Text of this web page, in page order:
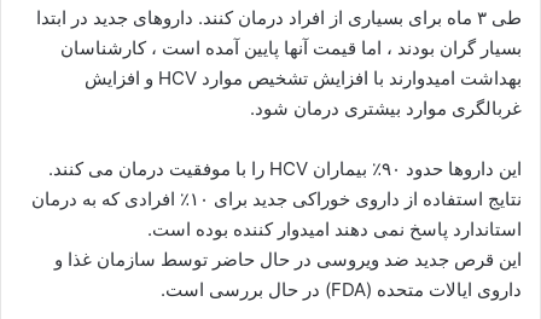
طی ۳ ماه برای بسیاری از افراد درمان کنند. داروهای جدید در ابتدا
بسیار گران بودند ، اما قیمت آنها پایین آمده است ، کارشناسان
بهداشت امیدوارند با افزایش تشخیص موارد HCV و افزایش
غربالگری موارد بیشتری درمان شود.
این داروها حدود ۹۰٪ بیماران HCV را با موفقیت درمان می کنند.
نتایج استفاده از داروی خوراکی جدید برای ۱۰٪ افرادی که به درمان
استاندارد پاسخ نمی دهند امیدوار کننده بوده است.
این قرص جدید ضد ویروسی در حال حاضر توسط سازمان غذا و
داروی ایالات متحده (FDA) در حال بررسی است.